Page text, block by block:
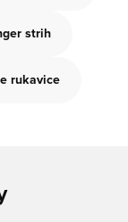
strih
rukavice